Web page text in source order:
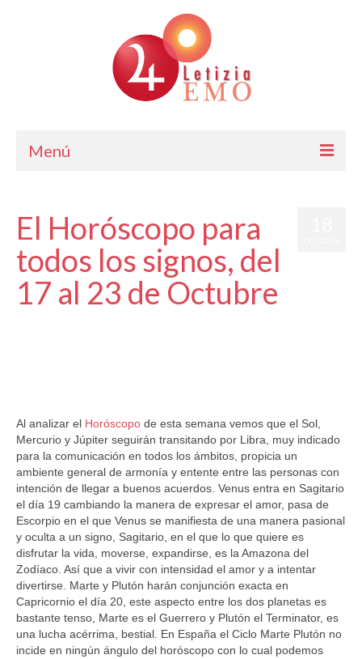
Menú
Cursos de Astrología
Consulta
Blog. Horóscopo Gratis
El Horóscopo para
todos los signos, del
17 al 23 de Octubre
Al analizar el Horóscopo de esta semana vemos que el Sol,
Mercurio y Júpiter seguirán transitando por Libra, muy indicado
para la comunicación en todos los ámbitos, propicia un
ambiente general de armonía y entente entre las personas con
intención de llegar a buenos acuerdos. Venus entra en Sagitario
el día 19 cambiando la manera de expresar el amor, pasa de
Escorpio en el que Venus se manifiesta de una manera pasional
y oculta a un signo, Sagitario, en el que lo que quiere es
disfrutar la vida, moverse, expandirse, es la Amazona del
Zodíaco. Así que a vivir con intensidad el amor y a intentar
divertirse. Marte y Plutón harán conjunción exacta en
Capricornio el día 20, este aspecto entre los dos planetas es
bastante tenso, Marte es el Guerrero y Plutón el Terminator, es
una lucha acérrima, bestial. En España el Ciclo Marte Plutón no
incide en ningún ángulo del horóscopo con lo cual podemos